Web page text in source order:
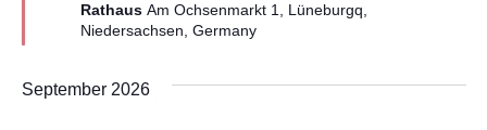
Rathaus Am Ochsenmarkt 1, Lüneburgq,
Niedersachsen, Germany
September 2026